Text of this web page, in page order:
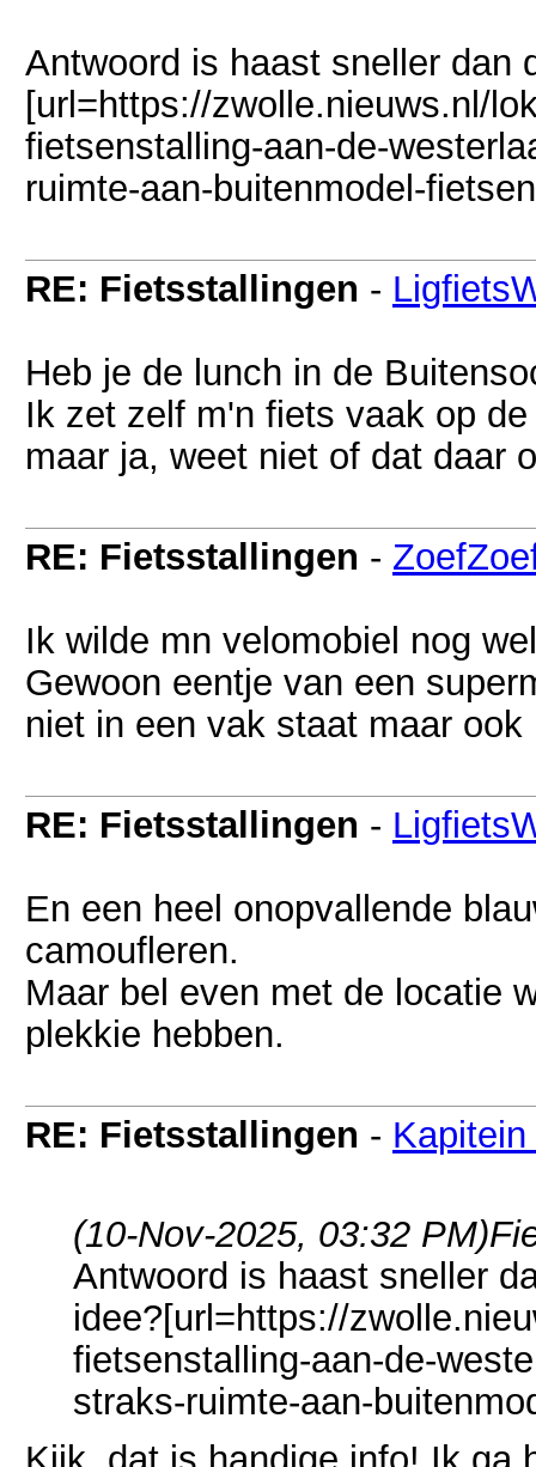
Antwoord is haast sneller
[url=https://zwolle.nieuws.nl/
fietsenstalling-aan-de-
ruimte-aan-buitenmodel-
RE: Fietsstallingen -
Heb je de lunch in de
Ik zet zelf m'n fiets vaak op
maar ja, weet niet of dat daar
RE: Fietsstallingen -
Ik wilde mn velomobiel nog
Gewoon eentje van een
niet in een vak staat maar
RE: Fietsstallingen -
En een heel onopvallende
camoufleren.
Maar bel even met de locatie
plekkie hebben.
RE: Fietsstallingen -
(10-Nov-2025, 03:32 PM)
Antwoord is haast sneller
idee?[url=https://
fietsenstalling-aan-de-
straks-ruimte-aan-
Kijk, dat is handige info! Ik ga